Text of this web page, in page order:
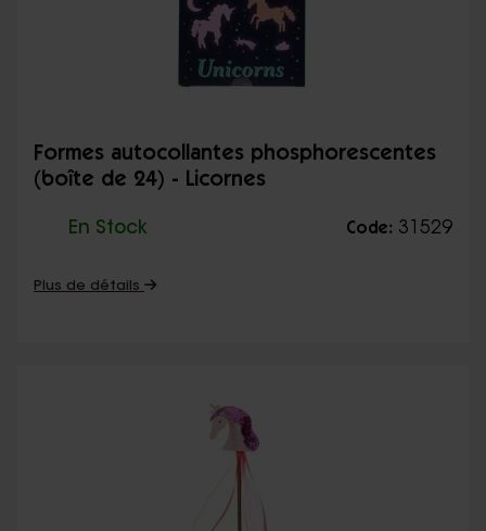
Formes autocollantes phosphorescentes
(boîte de 24) - Licornes
En Stock Code: 31529
Plus de détails